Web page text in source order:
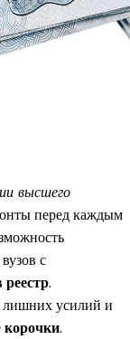
высшего
перед каждым
с
реестр.
лишних усилий и
корочки.